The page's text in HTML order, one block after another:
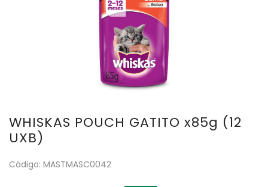
WHISKAS POUCH GATITO x85g (12
UXB)
Código: MASTMASC0042